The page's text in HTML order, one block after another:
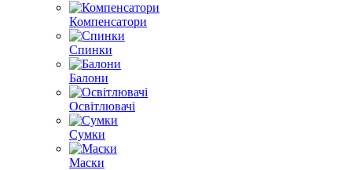
Компенсатори
Спинки
Балони
Освітлювачі
Сумки
Маски